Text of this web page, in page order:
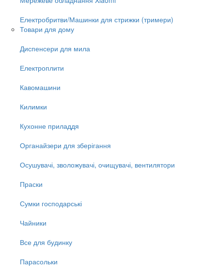
Електробритви/Машинки для стрижки (тримери)
Товари для дому
Диспенсери для мила
Електроплити
Кавомашини
Килимки
Кухонне приладдя
Органайзери для зберігання
Осушувачі, зволожувачі, очищувачі, вентилятори
Праски
Сумки господарські
Чайники
Все для будинку
Парасольки